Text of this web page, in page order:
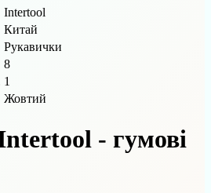
Intertool
Китай
Рукавички
8
1
Жовтий
- гумові